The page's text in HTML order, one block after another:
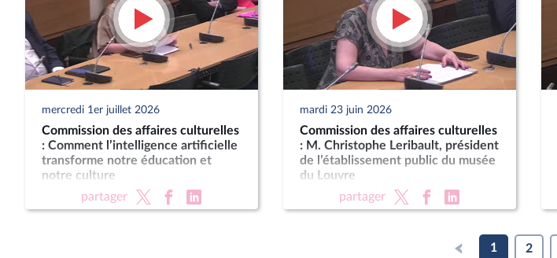
mercredi 1er juillet 2026
Commission des affaires culturelles
: Comment l’intelligence artificielle
transforme notre éducation et
notre culture
partager
mardi 23 juin 2026
Commission des affaires culturelles
: M. Christophe Leribault, président
de l’établissement public du musée
du Louvre
partager
1 2